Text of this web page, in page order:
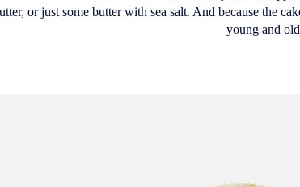
or just some butter with sea salt. And because the
young and